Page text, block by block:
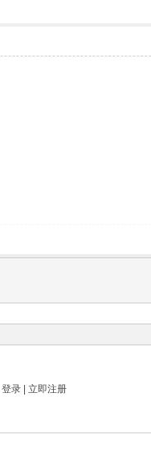
登录| 立即注册